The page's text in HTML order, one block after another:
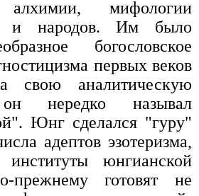
алхимии, мифологии
и народов. Им было
богословское
первых веков
аналитическую
нередко называл
Юнг сделался "гуру"
адептов эзотеризма,
юнгианской
прежнему готовят не